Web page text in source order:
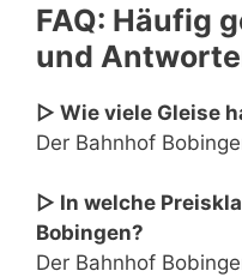
FAQ: Häufig
und
▷ Wie viele Gleise
Der Bahnhof
▷ In welche
Bobingen?
Der Bahnhof